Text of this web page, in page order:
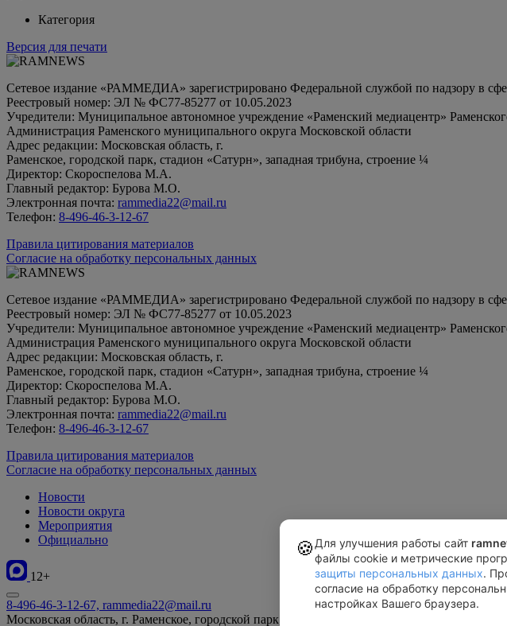
Категория
Версия для печати
Сетевое издание «РАММЕДИА» зарегистрировано Федеральной службой по надзору в
Реестровый номер: ЭЛ № ФС77-85277 от 10.05.2023
Учредители: Муниципальное автономное учреждение «Раменский медиацентр»
Администрация Раменского муниципального округа Московской области
Адрес редакции: Московская область, г.
Раменское, городской парк, стадион «Сатурн», западная трибуна, строение ¼
Директор: Скороспелова М.А.
Главный редактор: Бурова М.О.
Электронная почта: rammedia22@mail.ru
Телефон: 8-496-46-3-12-67
Правила цитирования материалов
Согласие на обработку персональных данных
Сетевое издание «РАММЕДИА» зарегистрировано Федеральной службой по надзору в
Реестровый номер: ЭЛ № ФС77-85277 от 10.05.2023
Учредители: Муниципальное автономное учреждение «Раменский медиацентр»
Администрация Раменского муниципального округа Московской области
Адрес редакции: Московская область, г.
Раменское, городской парк, стадион «Сатурн», западная трибуна, строение ¼
Директор: Скороспелова М.А.
Главный редактор: Бурова М.О.
Электронная почта: rammedia22@mail.ru
Телефон: 8-496-46-3-12-67
Правила цитирования материалов
Согласие на обработку персональных данных
Новости
Новости округа
Мероприятия
Официально
12+
8-496-46-3-12-67, rammedia22@mail.ru
Московская область, г. Раменское, городской парк, стадион «Сатурн», западная трибуна,
🍪 Для улучшения работы сайт
файлы cookie и метрические
защиты персональных данных.
согласие на обработку
настройках Вашего браузера.